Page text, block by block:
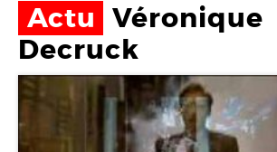
Actu Véronique
Decruck